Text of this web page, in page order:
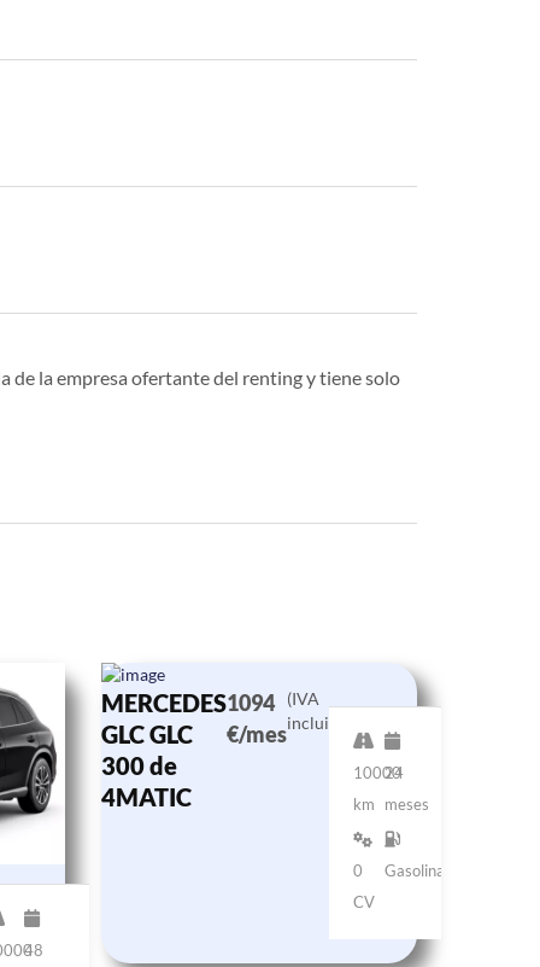
de la empresa ofertante del renting y tiene solo
48
MERCEDES
GLC GLC
300 de
4MATIC
1094
€/mes
(IVA
incluido)
10000
km
24
meses
0
CV
Gasolina